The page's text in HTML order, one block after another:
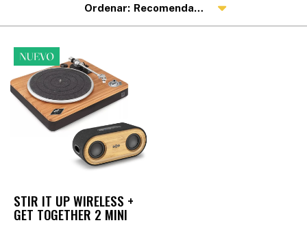
Recomendados
STIR IT UP WIRELESS +
GET TOGETHER 2 MINI